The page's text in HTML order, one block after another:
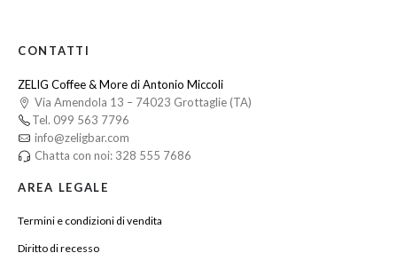
CONTATTI
ZELIG Coffee & More di Antonio Miccoli
Via Amendola 13 – 74023 Grottaglie (TA)
Tel. 099 563 7796
info@zeligbar.com
Chatta con noi: 328 555 7686
AREA LEGALE
Termini e condizioni di vendita
Diritto di recesso